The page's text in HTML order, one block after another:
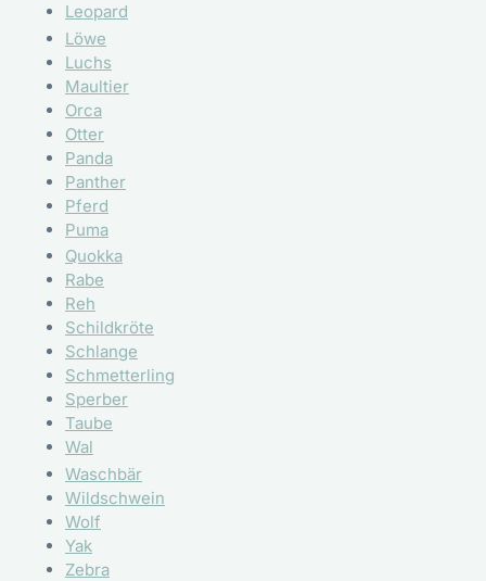
Leopard
Löwe
Luchs
Maultier
Orca
Otter
Panda
Panther
Pferd
Puma
Quokka
Rabe
Reh
Schildkröte
Schlange
Schmetterling
Sperber
Taube
Wal
Waschbär
Wildschwein
Wolf
Yak
Zebra